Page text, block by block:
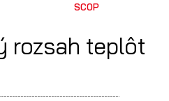
SCOP
rozsah teplôt